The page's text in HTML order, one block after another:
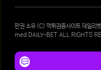
판권 소유 (C) 먹튀검증사이트 데일리
med DAILY-BET ALL RIGHTS